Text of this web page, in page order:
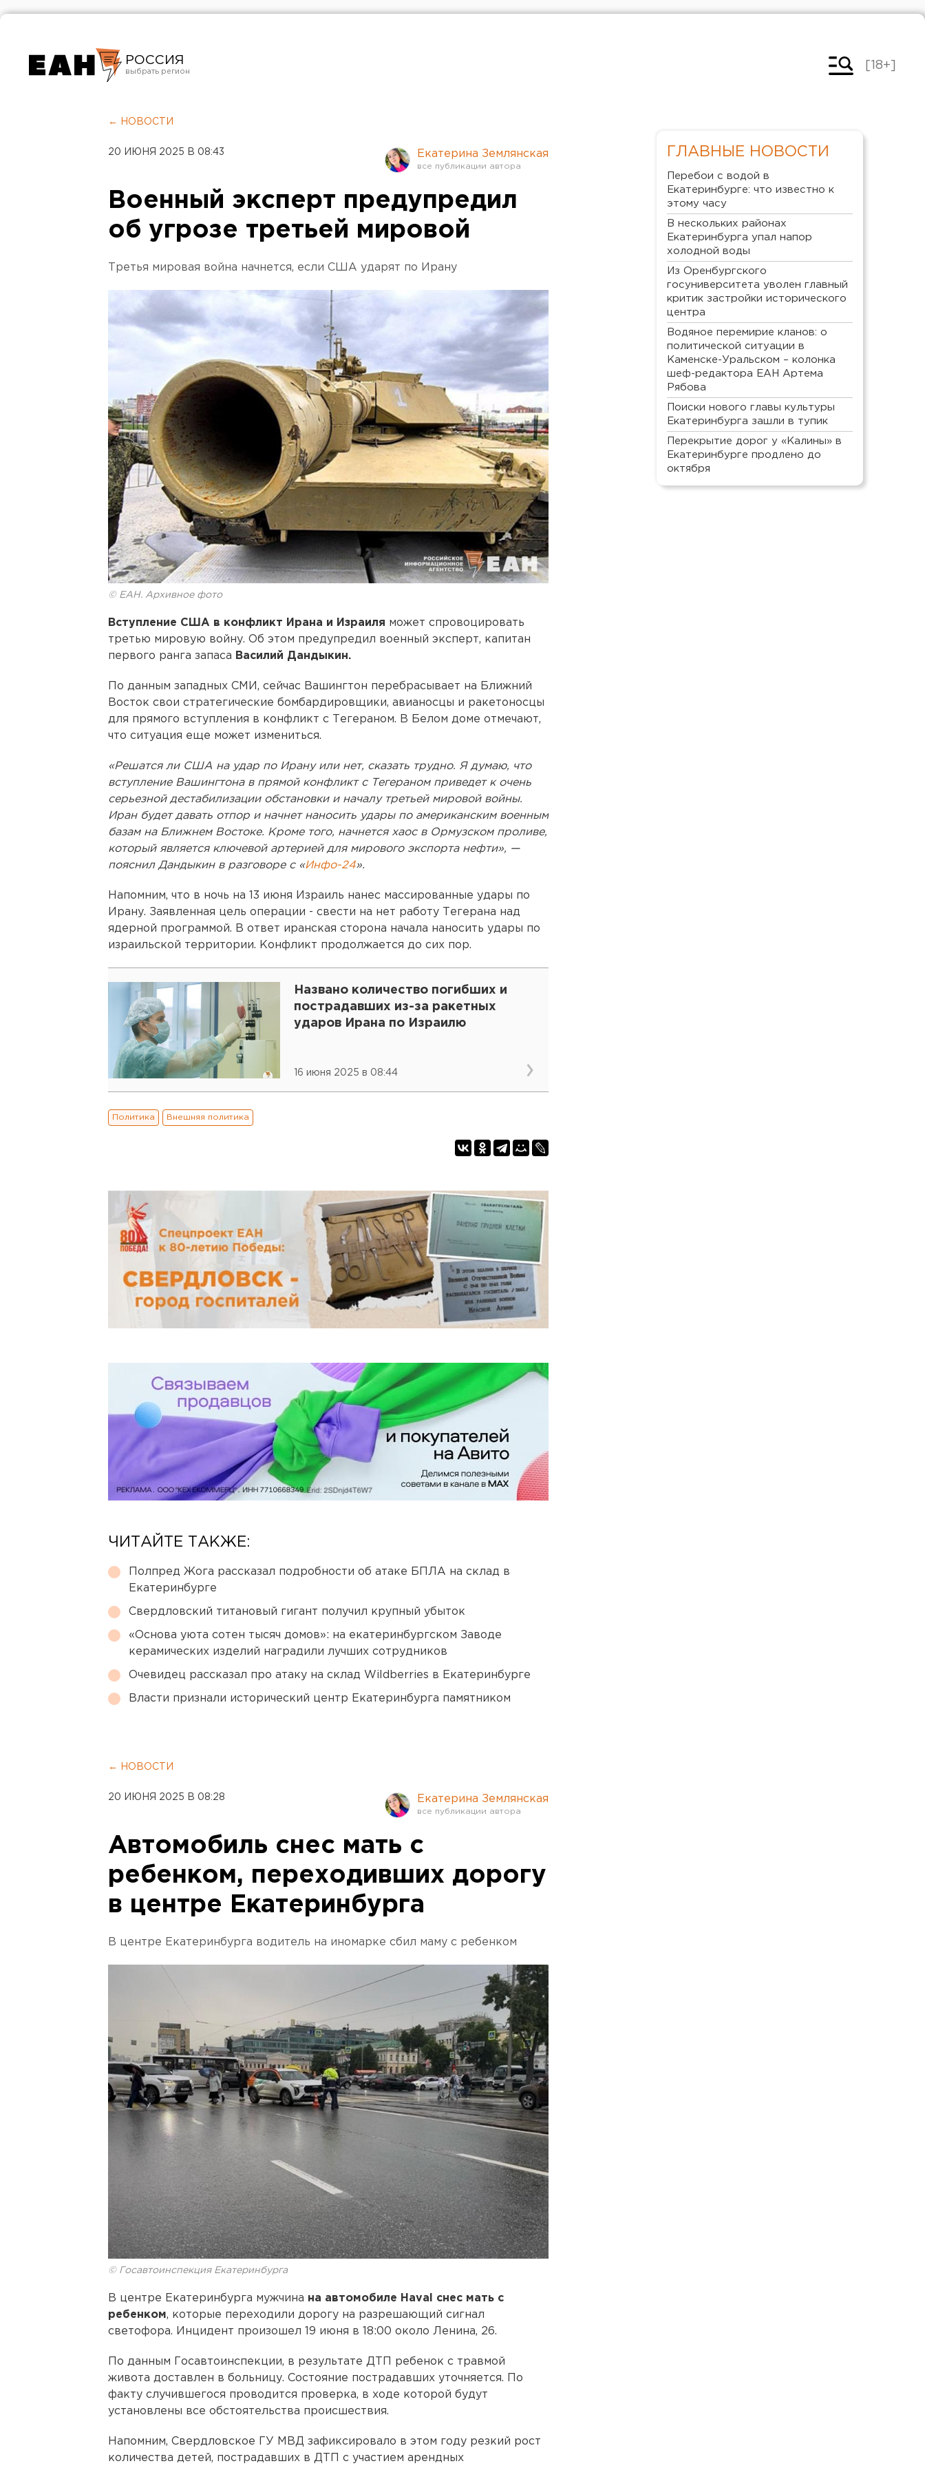
РОССИЯ
Челябинск
[18+]
← НОВОСТИ
20 ИЮНЯ 2025 В 08:43 Екатерина Землянская
Военный эксперт предупредил
об угрозе третьей мировой
Третья мировая война начнется, если США ударят по Ирану
© ЕАН. Архивное фото
Вступление США в конфликт Ирана и Израиля может спровоцировать
третью мировую войну. Об этом предупредил военный эксперт, капитан
первого ранга запаса Василий Дандыкин.
По данным западных СМИ, сейчас Вашингтон перебрасывает на Ближний
Восток свои стратегические бомбардировщики, авианосцы и ракетоносцы
для прямого вступления в конфликт с Тегераном. В Белом доме отмечают,
что ситуация еще может измениться.
«Решатся ли США на удар по Ирану или нет, сказать трудно. Я думаю, что
вступление Вашингтона в прямой конфликт с Тегераном приведет к очень
серьезной дестабилизации обстановки и началу третьей мировой войны.
Иран будет давать отпор и начнет наносить удары по американским военным
базам на Ближнем Востоке. Кроме того, начнется хаос в Ормузском проливе,
который является ключевой артерией для мирового экспорта нефти», —
пояснил Дандыкин в разговоре с «Инфо-24».
Напомним, что в ночь на 13 июня Израиль нанес массированные удары по
Ирану. Заявленная цель операции - свести на нет работу Тегерана над
ядерной программой. В ответ иранская сторона начала наносить удары по
израильской территории. Конфликт продолжается до сих пор.
Названо количество погибших и
пострадавших из-за ракетных
ударов Ирана по Израилю
16 июня 2025 в 08:44
Политика Внешняя политика
ЧИТАЙТЕ ТАКЖЕ:
Полпред Жога рассказал подробности об атаке БПЛА на склад в
Екатеринбурге
Свердловский титановый гигант получил крупный убыток
«Основа уюта сотен тысяч домов»: на екатеринбургском Заводе
керамических изделий наградили лучших сотрудников
Очевидец рассказал про атаку на склад Wildberries в Екатеринбурге
Власти признали исторический центр Екатеринбурга памятником
← НОВОСТИ
20 ИЮНЯ 2025 В 08:28 Екатерина Землянская
Автомобиль снес мать с
ребенком, переходивших дорогу
в центре Екатеринбурга
В центре Екатеринбурга водитель на иномарке сбил маму с ребенком
© Госавтоинспекция Екатеринбурга
В центре Екатеринбурга мужчина на автомобиле Havаl снес мать с
ребенком, которые переходили дорогу на разрешающий сигнал
светофора. Инцидент произошел 19 июня в 18:00 около Ленина, 26.
По данным Госавтоинспекции, в результате ДТП ребенок с травмой
живота доставлен в больницу. Состояние пострадавших уточняется. По
факту случившегося проводится проверка, в ходе которой будут
установлены все обстоятельства происшествия.
Напомним, Свердловское ГУ МВД зафиксировало в этом году резкий рост
количества детей, пострадавших в ДТП с участием арендных
ГЛАВНЫЕ НОВОСТИ
Перебои с водой в
Екатеринбурге: что известно к
этому часу
В нескольких районах
Екатеринбурга упал напор
холодной воды
Из Оренбургского
госуниверситета уволен главный
критик застройки исторического
центра
Водяное перемирие кланов: о
политической ситуации в
Каменске-Уральском – колонка
шеф-редактора ЕАН Артема
Рябова
Поиски нового главы культуры
Екатеринбурга зашли в тупик
Перекрытие дорог у «Калины» в
Екатеринбурге продлено до
октября